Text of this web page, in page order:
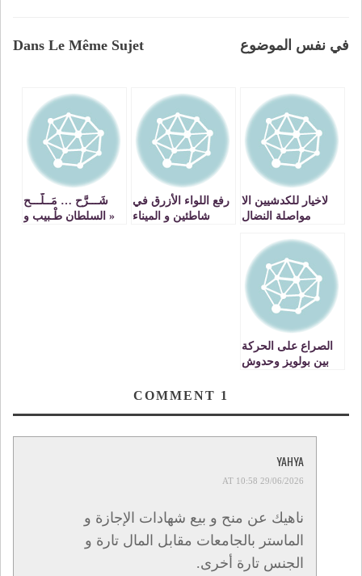
Dans Le Même Sujet في نفس الموضوع
لاخيار للكدشيين الا
مواصلة النضال
رفع اللواء الأزرق في
شاطئين و الميناء
شَـــرَّح … مَــلَّـــح
« السلطان طْـبيب و
الصراع على الحركة
بين بولويز وحدوش
1
YAHYA
29/06/2026 AT 10:58
ناهيك عن منح و بيع شهادات الإجازة و
الماستر بالجامعات مقابل المال تارة و
الجنس تارة أخرى.